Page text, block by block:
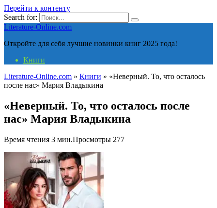
Перейти к контенту
Search for:
Literature-Online.com
Откройте для себя лучшие новинки книг 2025 года!
Книги
Literature-Online.com » Книги » «Неверный. То, что осталось
после нас» Мария Владыкина
«Неверный. То, что осталось после
нас» Мария Владыкина
Время чтения 3 мин.Просмотры 277